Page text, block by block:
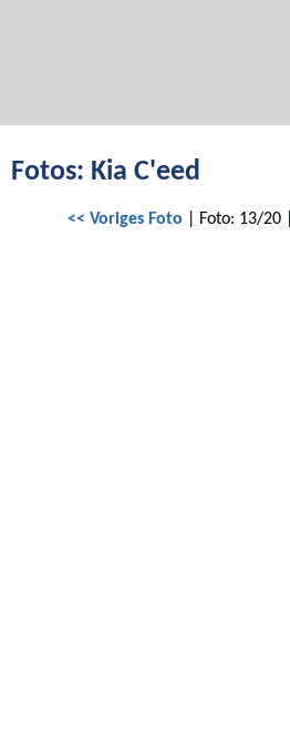
Fotos: Kia C'eed
<< Voriges Foto | Foto: 13/20 |